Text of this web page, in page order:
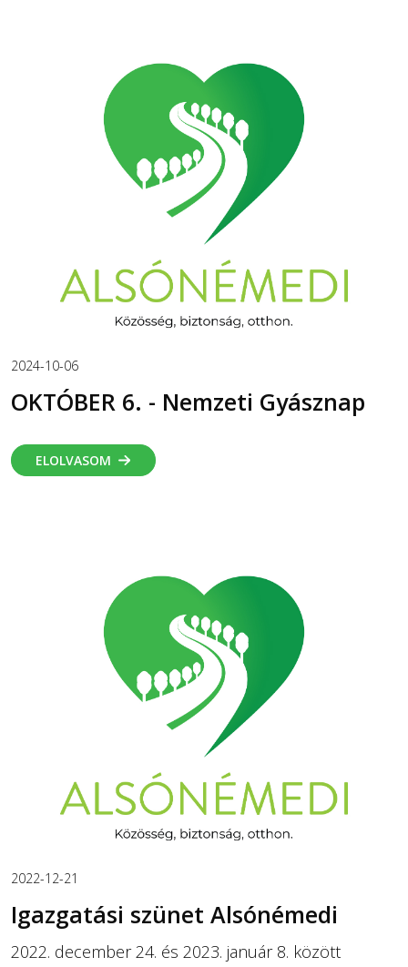
2024-10-06
OKTÓBER 6. - Nemzeti Gyásznap
ELOLVASOM
2022-12-21
Igazgatási szünet Alsónémedi
2022. december 24. és 2023. január 8. között